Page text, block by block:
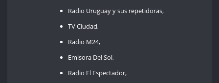
Radio Uruguay y sus repetidoras,
TV Ciudad,
Radio M24,
Emisora Del Sol,
Radio El Espectador,